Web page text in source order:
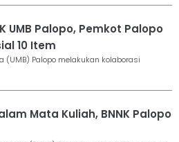
UMB Palopo, Pemkot Palopo
10 Item
(UMB) Palopo melakukan kolaborasi
Mata Kuliah, BNNK Palopo